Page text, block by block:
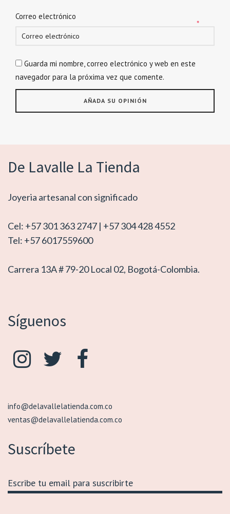
Correo electrónico
*
Guarda mi nombre, correo electrónico y web en este
navegador para la próxima vez que comente.
De Lavalle La Tienda
Joyeria artesanal con significado
Cel: +57 301 363 2747 | +57 304 428 4552
Tel: +57 6017559600
Carrera 13A # 79-20 Local 02, Bogotá-Colombia.
Síguenos
info@delavallelatienda.com.co
ventas@delavallelatienda.com.co
Suscríbete